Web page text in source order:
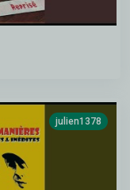
julien1378